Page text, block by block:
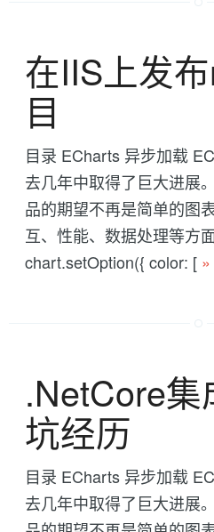
在IIS上发
目
目录 ECharts 异步加载
去几年中取得了巨大进展
品的期望不再是简单的图
互、性能、数据处理等方
chart.setOption({ color: [ »
.NetCore
坑经历
目录 ECharts 异步加载
去几年中取得了巨大进展